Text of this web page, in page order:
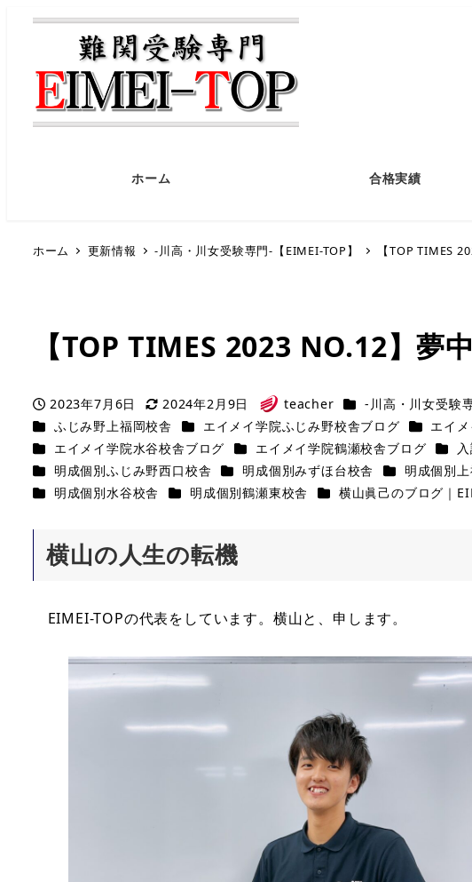
ホーム 合格実績
ホーム 更新情報 -川高・川女受験専門-【EIMEI-TOP】 【TOP TIMES
【TOP TIMES 2023 NO.12】夢中
投稿日
2023年7月6日
更新日
2024年2月9日
著
者
teacher カテゴリー
-川高・川女受験
カテゴリー
ふじみ野上福岡校舎 カテゴリー
エイメイ学院ふじみ野校舎ブログ カテゴリ
エイ
カテゴリー
エイメイ学院水谷校舎ブログ カテゴリー
エイメイ学院鶴瀬校舎ブログ カテ
カテゴリー
明成個別ふじみ野西口校舎 カテゴリー
明成個別みずほ台校舎 カテゴリー
明成個別
カテゴリー
明成個別水谷校舎 カテゴリー
明成個別鶴瀬東校舎 カテゴリー
横山眞己のブログ｜
横山の人生の転機
EIMEI-TOPの代表をしています。横山と、申します。